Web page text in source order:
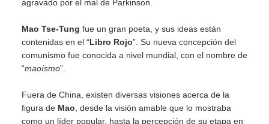
agravado por el mal de Parkinson.
Mao Tse-Tung fue un gran poeta, y sus ideas están
contenidas en el “Libro Rojo”. Su nueva concepción del
comunismo fue conocida a nivel mundial, con el nombre de
“maoísmo”.
Fuera de China, existen diversas visiones acerca de la
figura de Mao , desde la visión amable que lo mostraba
como un líder popular, hasta la percepción de su etapa en